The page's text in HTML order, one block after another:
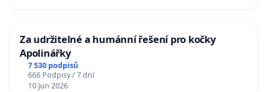
Za udržitelné a humánní řešení pro kočky
Apolinářky
7 530 podpisů
666 Podpisy / 7 dní
10 Jun 2026